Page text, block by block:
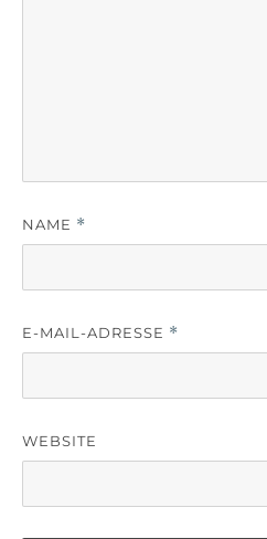
NAME *
E-MAIL-ADRESSE *
WEBSITE